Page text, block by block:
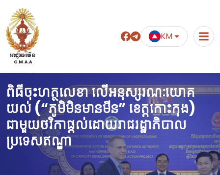
អាជ្ញាធរមីន
C.M.A.A
KM
ពិធីចុះហត្ថលេខា លើអនុស្សរណៈយោគ
យល់ (“ភូមិមិនមានមីន” ខេត្តកោះកុង)
ជាមួយថវិកាផ្តល់ដោយរាជរដ្ឋាភិបាល
ប្រទេសឥណ្ឌា